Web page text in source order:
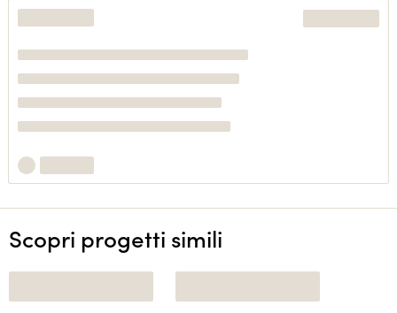
Scopri progetti simili